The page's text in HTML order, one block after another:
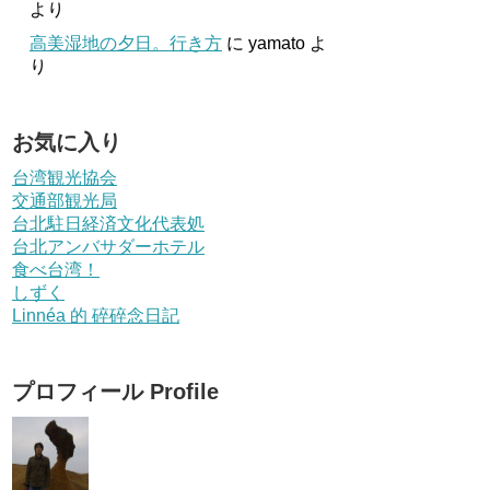
より
高美湿地の夕日。行き方 に yamato よ
り
お気に入り
台湾観光協会
交通部観光局
台北駐日経済文化代表処
台北アンバサダーホテル
食べ台湾！
しずく
Linnéa 的 碎碎念日記
プロフィール Profile